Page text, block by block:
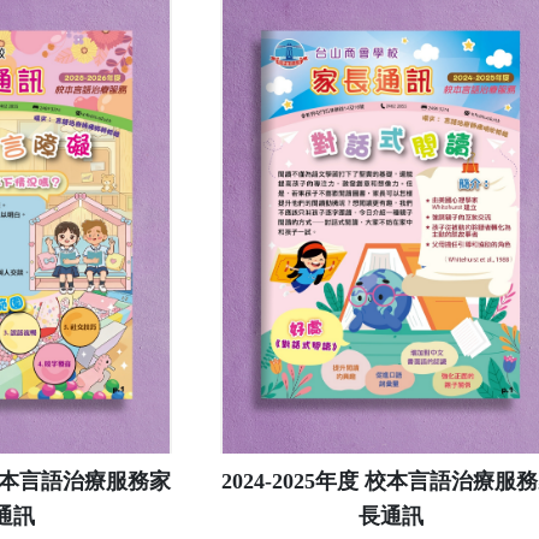
言語治療服務家
訊
2024-2025年度 校本言語治療服
長通訊